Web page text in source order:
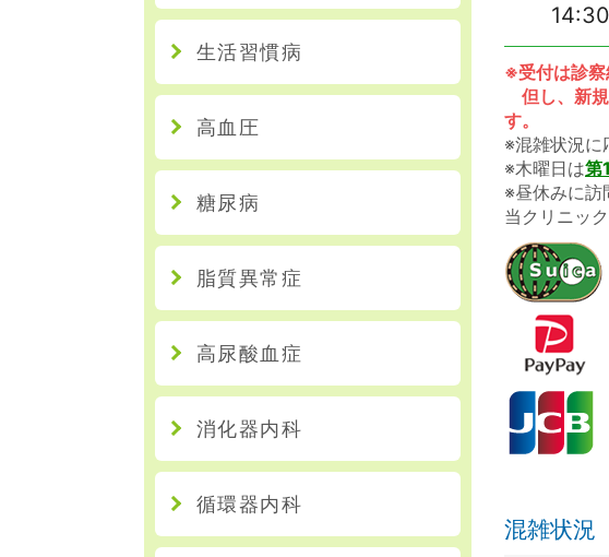
※受付は診察
但し、新規
す。
※混雑状況に
※木曜日は第
※昼休みに訪
当クリニッ
混雑状況
生活習慣病
高血圧
糖尿病
脂質異常症
高尿酸血症
消化器内科
循環器内科